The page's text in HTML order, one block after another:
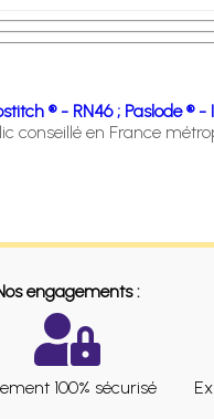
® - RN46 ; Paslode ® -
conseillé en France
engagements :
100% sécurisé